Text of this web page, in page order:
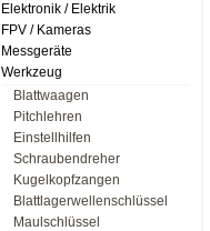
Elektronik / Elektrik
FPV / Kameras
Messgeräte
Werkzeug
Blattwaagen
Pitchlehren
Einstellhilfen
Schraubendreher
Kugelkopfzangen
Blattlagerwellenschlüssel
Maulschlüssel